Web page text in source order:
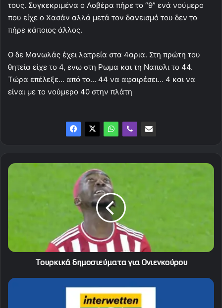
τους. Συγκεκριμένα ο Λοβέρα πήρε το “9” ενά νούμερο
που είχε ο Χασάν αλλά μετά τον δανεισμό του δεν το
πήρε κάποιος άλλος.
Ο δε Μανωλάς έχει λατρεία στα 4αρια. Στη πρώτη του
θητεία είχε το 4, ενω στη Ρωμα και τη Ναπολι το 44.
Τώρα επέλεξε… από το… 44 να αφαιρέσει… 4 και να
είναι με το νούμερο 40 στην πλάτη
Τουρκικά
Ονιενκούρου
Τουρκικά δημοσιεύματα για Ονιενκούρου
Το